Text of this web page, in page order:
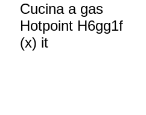
Cucina a gas
Hotpoint H6gg1f
(x) it